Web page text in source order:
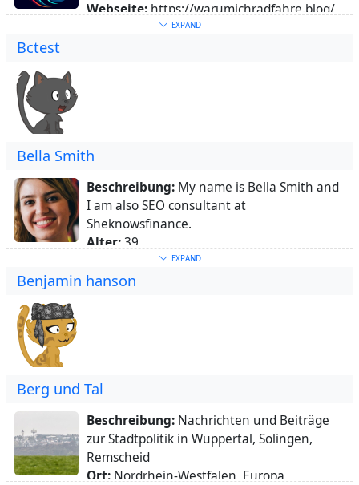
Webseite: https://warumichradfahre.blog/
Schlüsselwörter:radfahren
EXPAND
Bctest
Bella Smith
Beschreibung: My name is Bella Smith and
I am also SEO consultant at
Sheknowsfinance.
Alter: 39
New Jersey, United States
Heimatstadt:
consultant at Sheknowsfinance.
EXPAND
Benjamin hanson
Berg und Tal
Beschreibung: Nachrichten und Beiträge
zur Stadtpolitik in Wuppertal, Solingen,
Remscheid
Ort: Nordrhein-Westfalen, Europa